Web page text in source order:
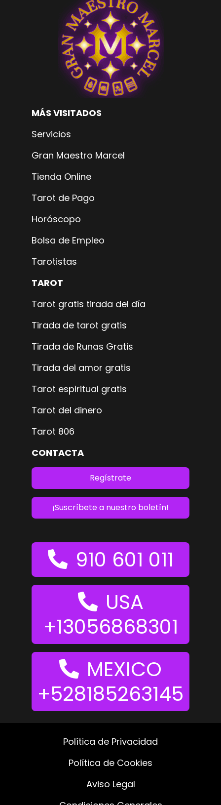
MÁS VISITADOS
Servicios
Gran Maestro Marcel
Tienda Online
Tarot de Pago
Horóscopo
Bolsa de Empleo
Tarotistas
TAROT
Tarot gratis tirada del día
Tirada de tarot gratis
Tirada de Runas Gratis
Tirada del amor gratis
Tarot espiritual gratis
Tarot del dinero
Tarot 806
CONTACTA
Regístrate
¡Suscríbete a nuestro boletín!
910 601 011
USA
+13056868301
MEXICO
+528185263145
Política de Privacidad
Política de Cookies
Aviso Legal